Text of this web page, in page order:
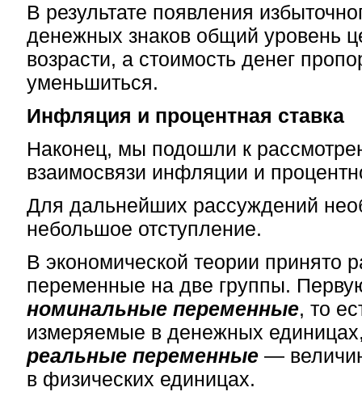
В результате появления
денежных знаков общий уровень
возрасти, а стоимость денег
уменьшиться.
Инфляция и процентная ставка
Наконец, мы подошли к
взаимосвязи инфляции и
Для дальнейших рассуждений
небольшое отступление.
В экономической теории принято
переменные на две группы.
номинальные переменные, то
измеряемые в денежных
реальные переменные —
в физических единицах.